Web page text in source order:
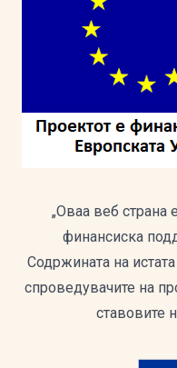
„Оваа веб страна
финансиска
Содржината на
спроведувачите на
ставовите